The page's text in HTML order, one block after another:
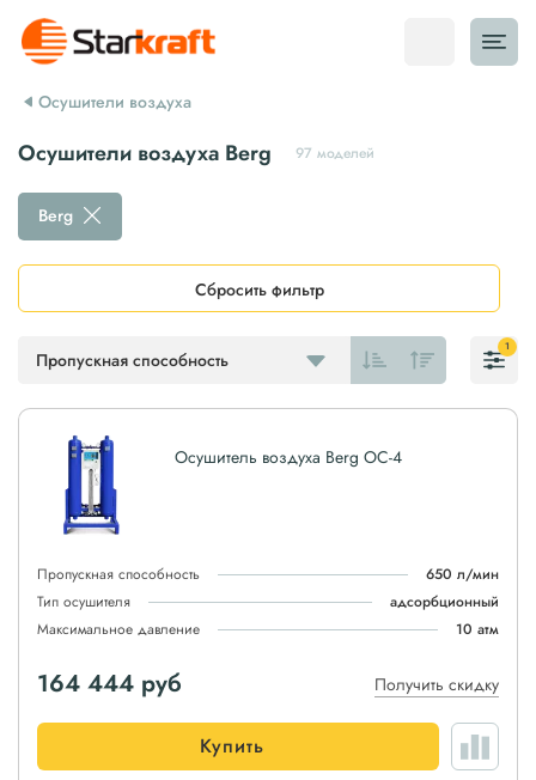
Осушители воздуха
Осушители воздуха Berg 97 моделей
Пропускная способность
Berg
Сбросить фильтр
1
Осушитель воздуха Berg ОС-4
Пропускная способность
650 л/мин
Тип осушителя
адсорбционный
Максимальное давление
10 атм
164 444 руб Получить скидку
Купить